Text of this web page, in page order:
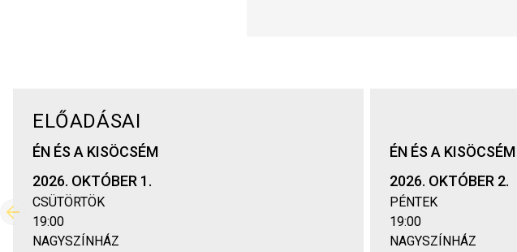
ELŐADÁSAI
ÉN ÉS A KISÖCSÉM
2026. OKTÓBER 1.
CSÜTÖRTÖK
19:00
NAGYSZÍNHÁZ
ÉN ÉS A KISÖCSÉM
2026. OKTÓBER 2.
PÉNTEK
19:00
NAGYSZÍNHÁZ
Előző